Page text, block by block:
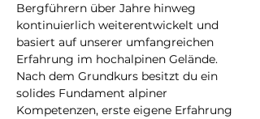
Bergführern über Jahre hinweg
kontinuierlich weiterentwickelt und
basiert auf unserer umfangreichen
Erfahrung im hochalpinen Gelände.
Nach dem Grundkurs besitzt du ein
solides Fundament alpiner
Kompetenzen, erste eigene Erfahrung